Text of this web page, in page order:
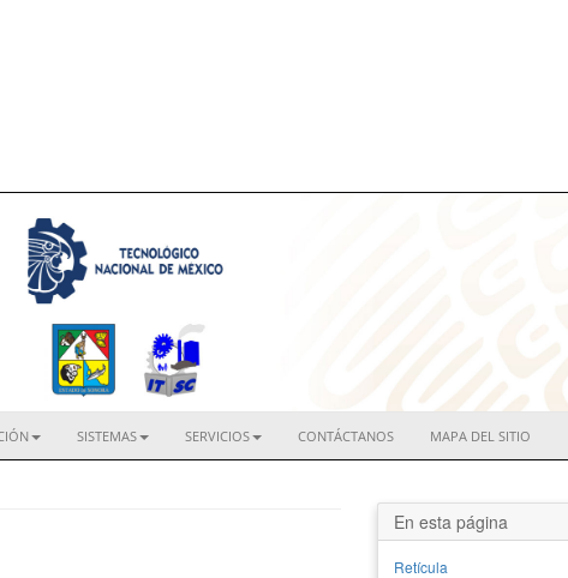
SISTEMAS SERVICIOS CONTÁCTANOS MAPA DEL SITIO
En esta página
Retícula